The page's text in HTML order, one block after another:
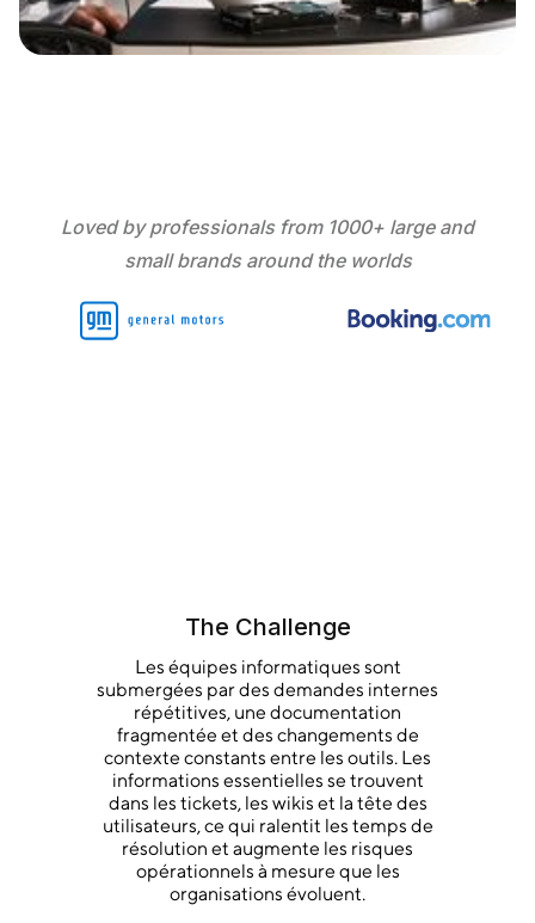
Loved by professionals from 1000+ large and
small brands around the worlds
The Challenge
Les équipes informatiques sont
submergées par des demandes internes
répétitives, une documentation
fragmentée et des changements de
contexte constants entre les outils. Les
informations essentielles se trouvent
dans les tickets, les wikis et la tête des
utilisateurs, ce qui ralentit les temps de
résolution et augmente les risques
opérationnels à mesure que les
organisations évoluent.